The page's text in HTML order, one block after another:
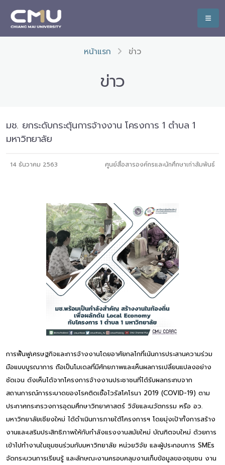
หน้าแรก ข่าว
ข่าว
มช. ยกระดับกระตุ้นการจ้างงาน โครงการ 1 ตำบล 1
มหาวิทยาลัย
14 ธันวาคม 2563 ศูนย์สื่อสารองค์กรและนักศึกษาเก่าสัมพันธ์
การฟื้นฟูเศรษฐกิจและการจ้างงานโดยอาศัยกลไกที่เน้นการประสานความร่วม
มือแบบบูรณาการ ถือเป็นโมเดลที่มีศักยภาพและเห็นผลการเปลี่ยนแปลงอย่าง
ชัดเจน ดังเห็นได้จากโครงการจ้างงานประชาชนที่ได้รับผลกระทบจาก
สถานการณ์การระบาดของโรคติดเชื้อไวรัสโคโรนา 2019 (COVID-19) ตาม
ประกาศกระทรวงการอุดมศึกษาวิทยาศาสตร์ วิจัยและนวัตกรรม หรือ อว.
มหาวิทยาลัยเชียงใหม่ ได้ดำเนินการภายใต้โครงการฯ โดยมุ่งเป้าทั้งการสร้าง
งานและเสริมประสิทธิภาพให้กับกำลังแรงงานสมัยใหม่ บัณฑิตจบใหม่ ด้วยการ
เข้าไปทำงานในชุมชนร่วมกับมหาวิทยาลัย หน่วยวิจัย และผู้ประกอบการ SMEs
จัดกระบวนการเรียนรู้ และลักษณะงานครอบคลุมงานเก็บข้อมูลของชุมชน งาน